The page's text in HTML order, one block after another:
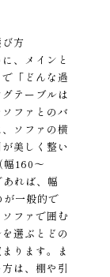
方
、メインと
「どんな過
テーブルは
ファとのバ
ソファの横
美しく整い
幅160〜
れば、幅
一般的で
ファで囲む
選ぶとどの
ります。ま
は、棚や引